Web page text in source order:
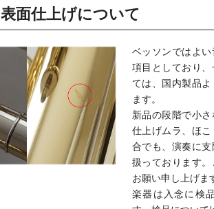
表面仕上げについて
ベッソンではよ
項目としており
ては、国内製品
ます。
新品の段階で小
仕上げムラ、ほ
合でも、演奏に
扱っております
お願い申し上げま
楽器は入念に検